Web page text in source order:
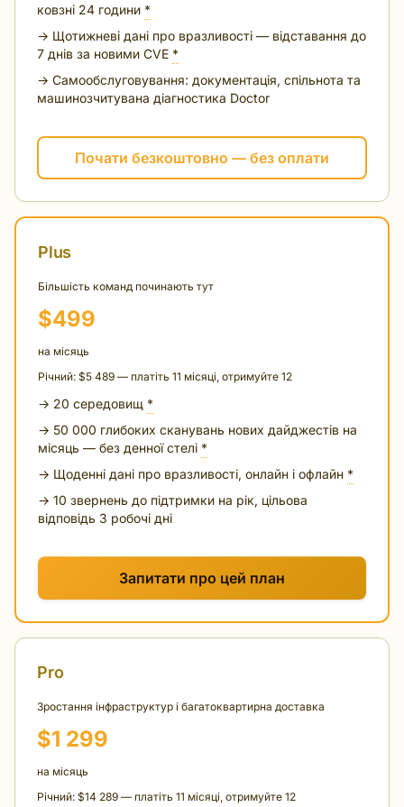
ковзні 24 години *
→ Щотижневі дані про вразливості — відставання до
7 днів за новими CVE *
→ Самообслуговування: документація, спільнота та
машинозчитувана діагностика Doctor
Почати безкоштовно — без оплати
Plus
Більшість команд починають тут
$499
на місяць
Річний: $5 489 — платіть 11 місяці, отримуйте 12
→ 20 середовищ *
→ 50 000 глибоких сканувань нових дайджестів на
місяць — без денної стелі *
→ Щоденні дані про вразливості, онлайн і офлайн *
→ 10 звернень до підтримки на рік, цільова
відповідь 3 робочі дні
Запитати про цей план
Pro
Зростання інфраструктур і багатоквартирна доставка
$1 299
на місяць
Річний: $14 289 — платіть 11 місяці, отримуйте 12